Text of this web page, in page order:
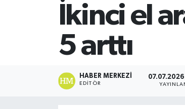
İkinci el
5 arttı
HABER MERKEZI
EDITÖR